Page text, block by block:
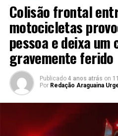
Colisão frontal
motocicletas
pessoa e deixa um
gravemente ferido
Publicado 4 anos atrás on
Por Redação Araguaina